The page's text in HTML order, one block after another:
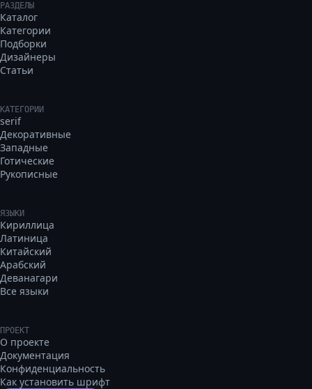
РАЗДЕЛЫ
Каталог
Категории
Подборки
Дизайнеры
Статьи
КАТЕГОРИИ
serif
Декоративные
Западные
Готические
Рукописные
ЯЗЫКИ
Кириллица
Латиница
Китайский
Арабский
Деванагари
Все языки
ПРОЕКТ
О проекте
Документация
Конфиденциальность
Как установить шрифт